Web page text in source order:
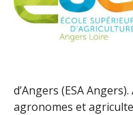
d’Angers (ESA
agronomes et